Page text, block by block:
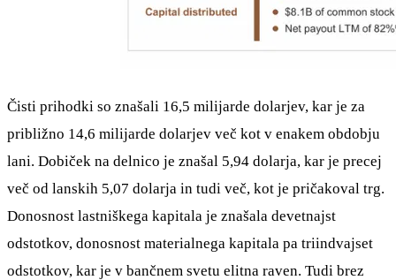
Čisti prihodki so znašali 16,5 milijarde dolarjev, kar je za
približno 14,6 milijarde dolarjev več kot v enakem obdobju
lani. Dobiček na delnico je znašal 5,94 dolarja, kar je precej
več od lanskih 5,07 dolarja in tudi več, kot je pričakoval trg.
Donosnost lastniškega kapitala je znašala devetnajst
odstotkov, donosnost materialnega kapitala pa triindvajset
odstotkov, kar je v bančnem svetu elitna raven. Tudi brez